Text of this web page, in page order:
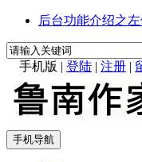
后台功能介绍之
手机版 | 登陆 | 注册 |
手机导航